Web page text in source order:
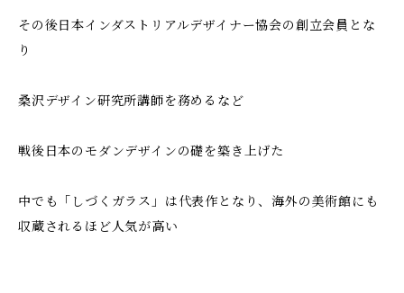
その後日本インダストリアルデザイナー協会の創立会員とな
り
桑沢デザイン研究所講師を務めるなど
戦後日本のモダンデザインの礎を築き上げた
中でも「しづくガラス」は代表作となり、海外の美術館にも
収蔵されるほど人気が高い